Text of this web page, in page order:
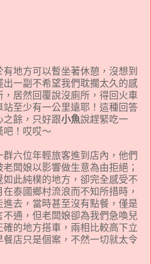
地方可以暫坐著休憩，沒想到
一副不希望我們耽擱太久的感
，居然回覆說沒廁所，得回火車
至少有一公里遠耶！這種回答
之餘，只好跟小魚說趕緊吃一
吧！哎哎～
六位年輕旅客進到店內，他們
闆娘以影響做生意為由拒絕；
此純樸的地方，卻完全感受不
泰國鄉村流浪而不知所措時，
進去，當時甚至沒有點餐，僅是
通，但老闆娘卻為我們急喚兒
的地方搭車，兩相比較高下立
餐店只是個案，不然一切就太令